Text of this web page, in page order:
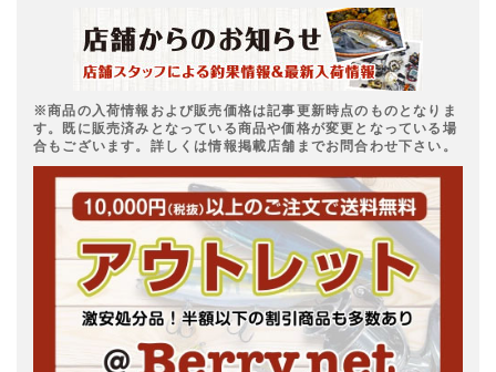
※商品の入荷情報および販売価格は記事更新時点のものとなりま
す。既に販売済みとなっている商品や価格が変更となっている場
合もございます。詳しくは情報掲載店舗までお問合わせ下さい。